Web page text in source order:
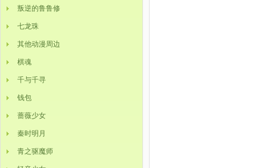
叛逆的鲁鲁修
七龙珠
其他动漫周边
棋魂
千与千寻
钱包
蔷薇少女
秦时明月
青之驱魔师